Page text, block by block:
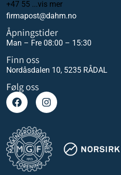
+47 55 ...vis mer
firmapost@dahm.no
Åpningstider
Man – Fre 08:00 – 15:30
Finn oss
Nordåsdalen 10, 5235 RÅDAL
Følg oss